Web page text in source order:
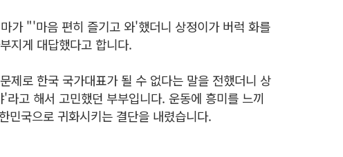
가 "'마음 편히 즐기고 와'했더니 상정이가 버럭 화를
지게 대답했다고 합니다.
제로 한국 국가대표가 될 수 없다는 말을 전했더니 상
고 해서 고민했던 부부입니다. 운동에 흥미를 느끼
민국으로 귀화시키는 결단을 내렸습니다.